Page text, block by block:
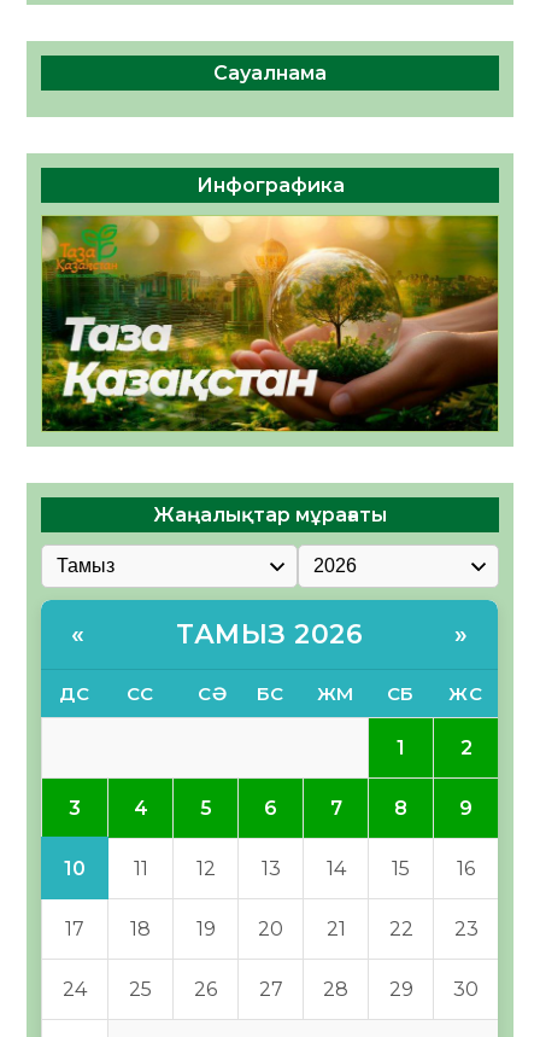
Сауалнама
Инфографика
Жаңалықтар мұрағаты
« ТАМЫЗ 2026 »
ДС СС СӘ БС ЖМ СБ ЖС
1 2
3 4 5 6 7 8 9
10 11 12 13 14 15 16
17 18 19 20 21 22 23
24 25 26 27 28 29 30